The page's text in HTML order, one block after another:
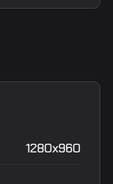
1280x960